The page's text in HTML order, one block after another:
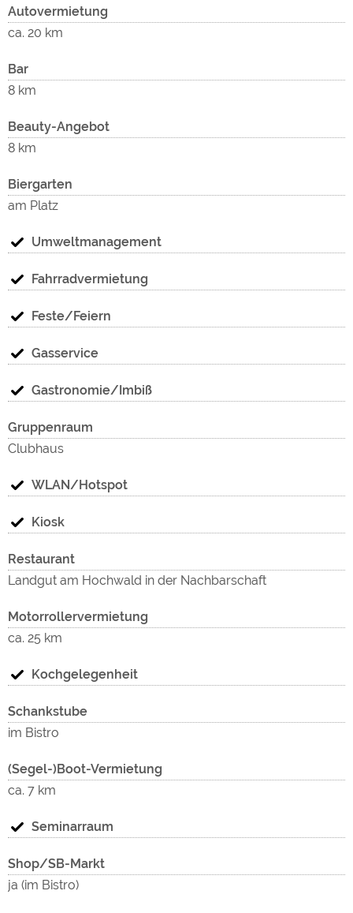
Autovermietung
ca. 20 km
Bar
8 km
Beauty-Angebot
8 km
Biergarten
am Platz
Umweltmanagement
Fahrradvermietung
Feste/Feiern
Gasservice
Gastronomie/Imbiß
Gruppenraum
Clubhaus
WLAN/Hotspot
Kiosk
Restaurant
Landgut am Hochwald in der Nachbarschaft
Motorrollervermietung
ca. 25 km
Kochgelegenheit
Schankstube
im Bistro
(Segel-)Boot-Vermietung
ca. 7 km
Seminarraum
Shop/SB-Markt
ja (im Bistro)